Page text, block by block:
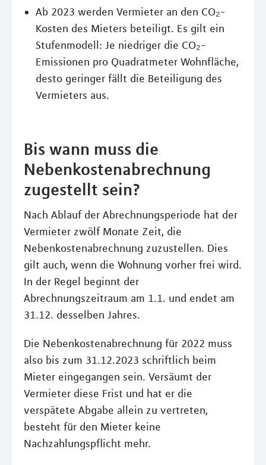
Ab 2023 werden Vermieter an den CO₂-
Kosten des Mieters beteiligt. Es gilt ein
Stufenmodell: Je niedriger die CO₂-
Emissionen pro Quadratmeter Wohnfläche,
desto geringer fällt die Beteiligung des
Vermieters aus.
Bis wann muss die
Nebenkostenabrechnung
zugestellt sein?
Nach Ablauf der Abrechnungsperiode hat der
Vermieter zwölf Monate Zeit, die
Nebenkostenabrechnung zuzustellen. Dies
gilt auch, wenn die Wohnung vorher frei wird.
In der Regel beginnt der
Abrechnungszeitraum am 1.1. und endet am
31.12. desselben Jahres.
Die Nebenkostenabrechnung für 2022 muss
also bis zum 31.12.2023 schriftlich beim
Mieter eingegangen sein. Versäumt der
Vermieter diese Frist und hat er die
verspätete Abgabe allein zu vertreten,
besteht für den Mieter keine
Nachzahlungspflicht mehr.